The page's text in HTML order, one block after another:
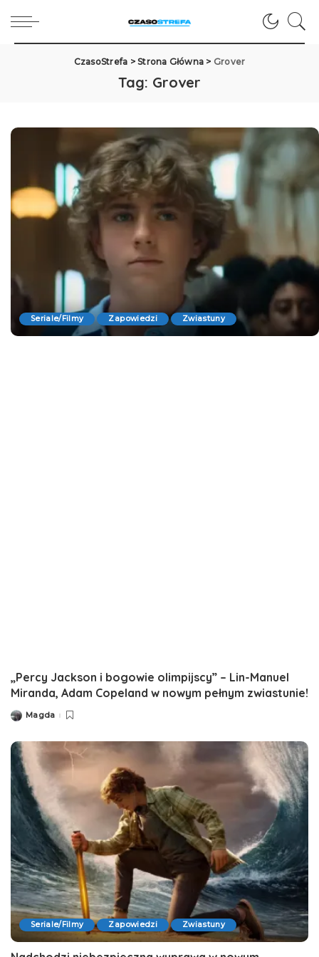
CzasoStrefa >Strona Główna > Grover
Tag: Grover
Seriale/Filmy Zapowiedzi Zwiastuny
„Percy Jackson i bogowie olimpijscy” – Lin-Manuel
Miranda, Adam Copeland w nowym pełnym zwiastunie!
PostedMagda
Seriale/Filmy Zapowiedzi Zwiastuny